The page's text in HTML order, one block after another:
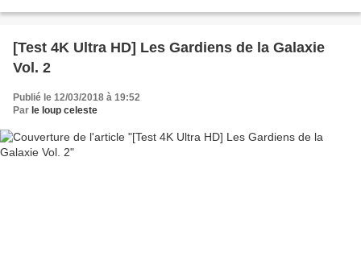
[Test 4K Ultra HD] Les Gardiens de la Galaxie
Vol. 2
Publié le 12/03/2018 à 19:52
Par le loup celeste